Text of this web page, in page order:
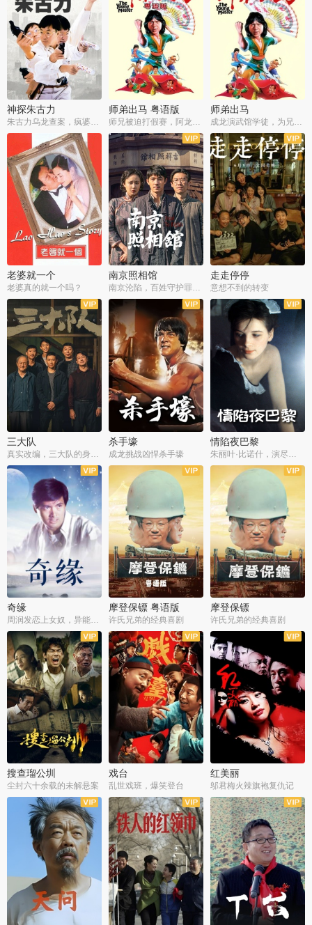
神探朱古力
朱古力乌龙查案，疯婆子神助攻
师弟出马 粤语版
师兄被迫打假赛，阿龙追查斗黑帮
师弟出马
成龙演武馆学徒，为兄搏命战黑道
老婆就一个
老婆真的就一个吗？
南京照相馆
南京沦陷，百姓守护罪证底片
走走停停
意想不到的转变
三大队 杀手壕
成龙挑战凶悍杀手壕
情陷夜巴黎
奇缘
周润发恋上女奴，异能护体战邪派
摩登保镖 粤语版
许氏兄弟的经典喜剧
摩登保镖
许氏兄弟的经典喜剧
搜查瑠公圳
尘封六十余载的未解悬案
戏台
乱世戏班，爆笑登台
红美丽
邬君梅火辣旗袍复仇记